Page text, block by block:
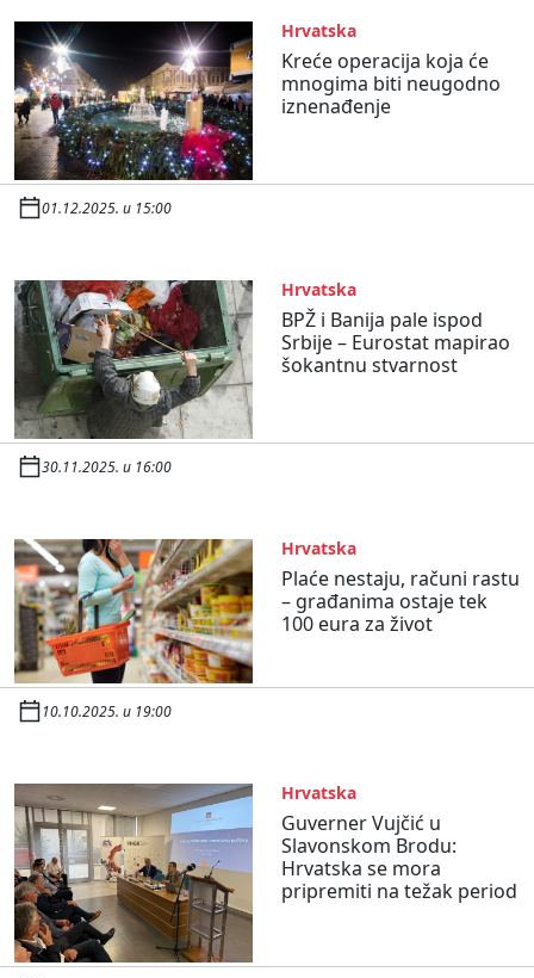
Hrvatska
Kreće operacija koja će
mnogima biti neugodno
iznenađenje
01.12.2025. u 15:00
Hrvatska
BPŽ i Banija pale ispod
Srbije – Eurostat mapirao
šokantnu stvarnost
30.11.2025. u 16:00
Hrvatska
Plaće nestaju, računi rastu
– građanima ostaje tek
100 eura za život
10.10.2025. u 19:00
Hrvatska
Guverner Vujčić u
Slavonskom Brodu:
Hrvatska se mora
pripremiti na težak period